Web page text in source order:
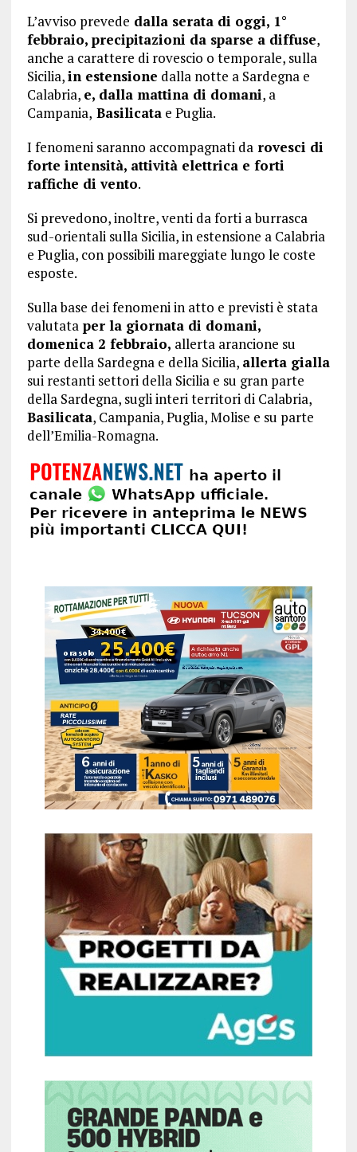
L’avviso prevede dalla serata di oggi, 1°
febbraio, precipitazioni da sparse a diffuse,
anche a carattere di rovescio o temporale, sulla
Sicilia,in estensione dalla notte a Sardegna e
Calabria, e, dalla mattina di domani, a
Campania, Basilicatae Puglia.
I fenomeni saranno accompagnati darovesci di
forte intensità, attività elettrica e forti
raffiche di vento.
Si prevedono, inoltre, venti da forti a burrasca
sud-orientali sulla Sicilia, in estensione a Calabria
e Puglia, con possibili mareggiate lungo le coste
esposte.
Sulla base dei fenomeni in atto e previsti è stata
valutataper la giornata di domani,
domenica 2 febbraio, allerta arancione su
parte della Sardegna e della Sicilia, allerta gialla
sui restanti settori della Sicilia e su gran parte
della Sardegna, sugli interi territori di Calabria,
Basilicata, Campania, Puglia, Molise e su parte
dell’Emilia-Romagna.